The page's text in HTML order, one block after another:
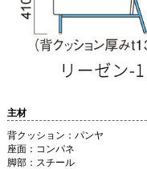
主材
背クッション：パンヤ
座面：コンパネ
脚部：スチール